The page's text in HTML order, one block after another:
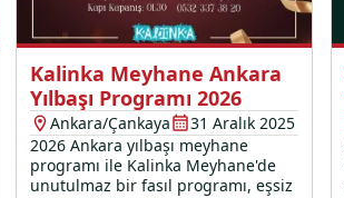
Kalinka Meyhane Ankara
Yılbaşı Programı 2026
Ankara/Çankaya
31 Aralık 2025
2026 Ankara yılbaşı meyhane
programı ile Kalinka Meyhane'de
unutulmaz bir fasıl programı, eşsiz